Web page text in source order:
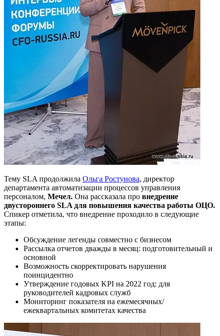
Тему SLA продолжила Ольга Ростунова, директор
департамента автоматизации процессов управления
персоналом, Мечел. Она рассказала про внедрение
двустороннего SLA для повышения качества работы ОЦО.
Спикер отметила, что внедрение проходило в следующие
этапы:
Обсуждение легенды совместно с бизнесом
Рассылка отчетов дважды в месяц: подготовительный и
основной
Возможность скорректировать нарушения
поинцидентно
Утверждение годовых KPI на 2022 год: для
руководителей кадровых служб
Мониторинг показателя на ежемесячных/
ежеквартальных комитетах качества